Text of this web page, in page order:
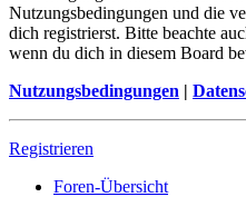
Nutzungsbedingungen und die
dich registrierst. Bitte beachte
wenn du dich in diesem Board
Nutzungsbedingungen |
Registrieren
Foren-Übersicht